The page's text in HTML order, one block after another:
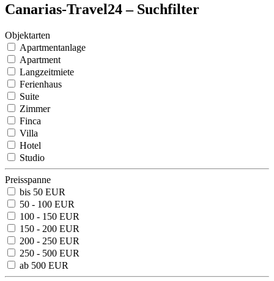
Canarias-Travel24 – Suchfilter
Objektarten
Apartmentanlage
Apartment
Langzeitmiete
Ferienhaus
Suite
Zimmer
Finca
Villa
Hotel
Studio
Preisspanne
bis 50 EUR
50 - 100 EUR
100 - 150 EUR
150 - 200 EUR
200 - 250 EUR
250 - 500 EUR
ab 500 EUR